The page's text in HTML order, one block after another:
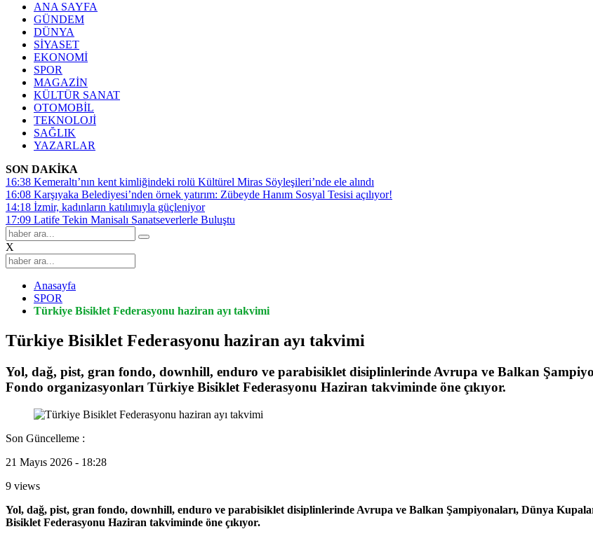
ANA SAYFA
GÜNDEM
DÜNYA
SİYASET
EKONOMİ
SPOR
MAGAZİN
KÜLTÜR SANAT
OTOMOBİL
TEKNOLOJİ
SAĞLIK
YAZARLAR
SON DAKİKA
16:38 Kemeraltı’nın kent kimliğindeki rolü Kültürel Miras Söyleşileri’nde ele alındı
16:08 Karşıyaka Belediyesi’nden örnek yatırım: Zübeyde Hanım Sosyal Tesisi açılıyor!
14:18 İzmir, kadınların katılımıyla güçleniyor
17:09 Latife Tekin Manisalı Sanatseverlerle Buluştu
X
Anasayfa
SPOR
Türkiye Bisiklet Federasyonu haziran ayı takvimi
Türkiye Bisiklet Federasyonu haziran ayı takvimi
Yol, dağ, pist, gran fondo, downhill, enduro ve parabisiklet disiplinlerinde Avrupa ve Balkan
Fondo organizasyonları Türkiye Bisiklet Federasyonu Haziran takviminde öne çıkıyor.
Son Güncelleme :
21 Mayıs 2026 - 18:28
9 views
Yol, dağ, pist, gran fondo, downhill, enduro ve parabisiklet disiplinlerinde Avrupa ve Balkan Şampiyonaları, Dünya
Bisiklet Federasyonu Haziran takviminde öne çıkıyor.